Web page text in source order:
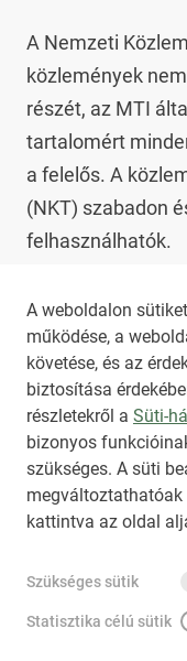
A weboldalon
működése, a
követése, és az
biztosítása
részletekről a Süti-
bizonyos
szükséges. A süti
megváltoztathatóak
kattintva az oldal
Szükséges sütik
Statisztika célú sütik
A Nemzeti
közlemények
részét, az MTI
tartalomért
a felelős. A
(NKT) szabadon
felhasználhatók.
Az NKT
információt az
levelező címen
HIRADO.HU
M4SPORT.HU
NEMZETI KÖZLEMÉNYTÁR
AKADÁLYMENTESÍTÉSI